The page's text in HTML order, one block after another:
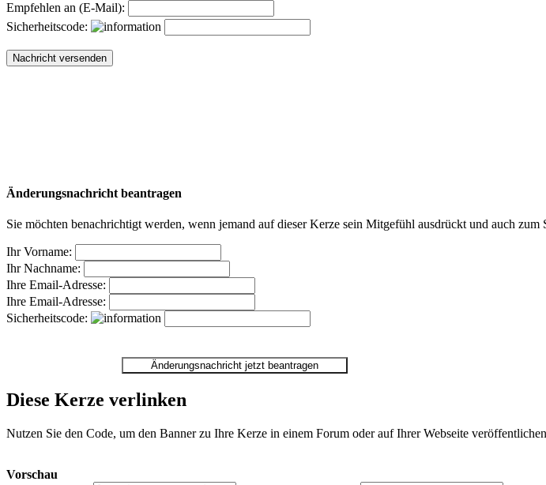
Empfehlen an (E-Mail):
Sicherheitscode:
Änderungsnachricht beantragen
Sie möchten benachrichtigt werden, wenn jemand auf dieser Kerze sein Mitgefühl ausdrückt und auch
Ihr Vorname:
Ihr Nachname:
Ihre Email-Adresse:
Ihre Email-Adresse:
Sicherheitscode:
Diese Kerze verlinken
Nutzen Sie den Code, um den Banner zu Ihre Kerze in einem Forum oder auf Ihrer Webseite
Vorschau